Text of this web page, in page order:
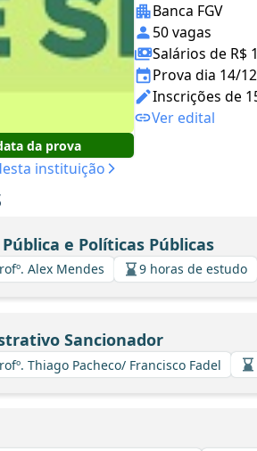
da prova
instituição
Banca FGV
50 vagas
Salários de R$
Prova dia 14/
Inscrições de
Ver edital
e Políticas Públicas
Alex Mendes 9 horas de estudo
Sancionador
Thiago Pacheco/ Francisco Fadel